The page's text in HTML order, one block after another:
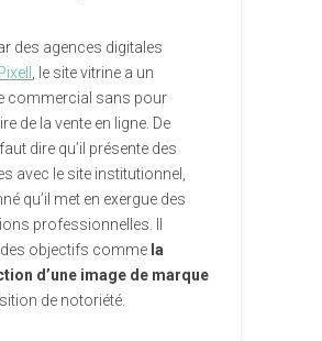
des agences digitales
, le site vitrine a un
commercial sans pour
de la vente en ligne. De
dire qu’il présente des
avec le site institutionnel,
qu’il met en exergue des
professionnelles. Il
objectifs comme la
d’une image de marque
de notoriété.